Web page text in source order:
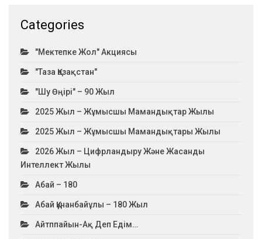
Categories
"Мектепке Жол" Акциясы
"Таза Қазақстан"
"Шу Өңірі" – 90 Жыл
2025 Жыл – Жұмысшы Мамандықтар Жылы
2025 Жыл – Жұмысшы Мамандықтары Жылы
2026 Жыл – Цифрландыру Және Жасанды
Интеллект Жылы
Абай – 180
Абай Құнанбайұлы – 180 Жыл
Айтппайын-Ақ Деп Едім…